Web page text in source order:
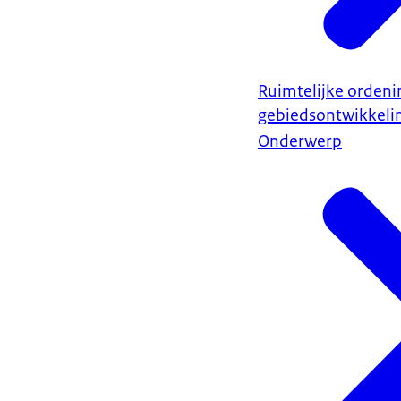
Ruimtelijke
Onderwerp